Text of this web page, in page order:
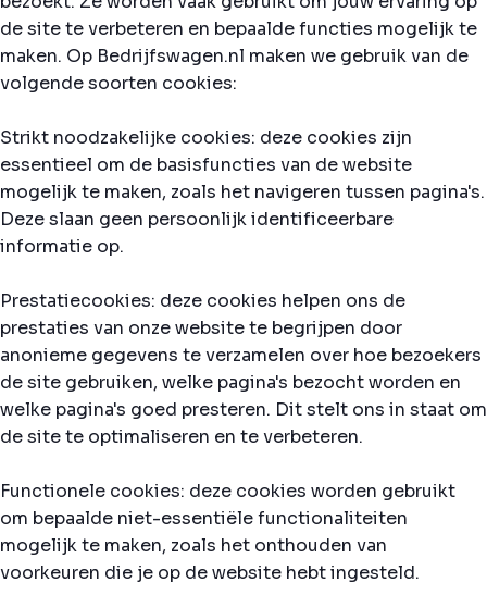
de site te verbeteren en bepaalde functies mogelijk te
maken. Op Bedrijfswagen.nl maken we gebruik van de
volgende soorten cookies:
Strikt noodzakelijke cookies: deze cookies zijn
essentieel om de basisfuncties van de website
mogelijk te maken, zoals het navigeren tussen pagina's.
Deze slaan geen persoonlijk identificeerbare
informatie op.
Prestatiecookies: deze cookies helpen ons de
prestaties van onze website te begrijpen door
anonieme gegevens te verzamelen over hoe bezoekers
de site gebruiken, welke pagina's bezocht worden en
welke pagina's goed presteren. Dit stelt ons in staat om
de site te optimaliseren en te verbeteren.
Functionele cookies: deze cookies worden gebruikt
om bepaalde niet-essentiële functionaliteiten
mogelijk te maken, zoals het onthouden van
voorkeuren die je op de website hebt ingesteld.